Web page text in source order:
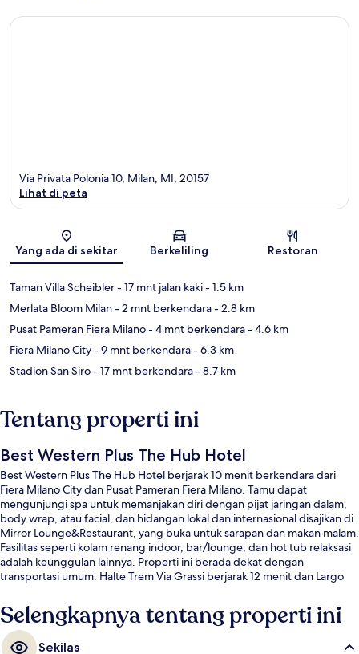
Peta
Via Privata Polonia 10, Milan, MI, 20157
Lihat di peta
Yang ada di sekitar Berkeliling Restoran
Taman Villa Scheibler- 17 mnt jalan kaki- 1.5 km
Merlata Bloom Milan- 2 mnt berkendara- 2.8 km
Pusat Pameran Fiera Milano- 4 mnt berkendara- 4.6 km
Fiera Milano City- 9 mnt berkendara- 6.3 km
Stadion San Siro- 17 mnt berkendara- 8.7 km
Tentang properti ini
Best Western Plus The Hub Hotel
Best Western Plus The Hub Hotel berjarak 10 menit berkendara dari
Fiera Milano City dan Pusat Pameran Fiera Milano. Tamu dapat
mengunjungi spa untuk memanjakan diri dengan pijat jaringan dalam,
body wrap, atau facial, dan hidangan lokal dan internasional disajikan di
Mirror Lounge&Restaurant, yang buka untuk sarapan dan makan malam.
Fasilitas seperti kolam renang indoor, bar/lounge, dan hot tub relaksasi
adalah keunggulan lainnya. Properti ini berada dekat dengan
transportasi umum: Halte Trem Via Grassi berjarak 12 menit dan Largo
Selengkapnya tentang properti ini
Sekilas